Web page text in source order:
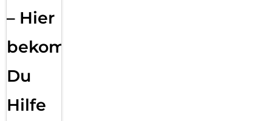
– Hier
bekommst
Du
Hilfe